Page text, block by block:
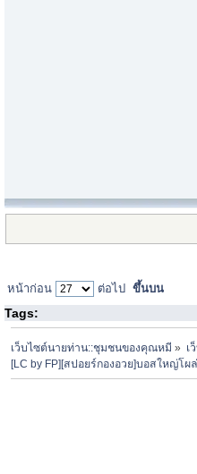
หน้าก่อน ต่อไป ขึ้นบน
Tags:
เว็บไซต์นายท่าน::ชุมชนของคุณหมี » เ
[LC by FP][สปอยร์กองอวย]บอสใหญ่โผ